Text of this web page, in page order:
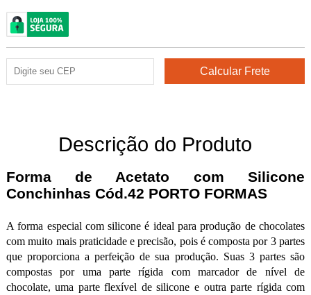
Descrição do Produto
Forma de Acetato com Silicone
Conchinhas Cód.42 PORTO FORMAS
A forma especial com silicone é ideal para produção de chocolates
com muito mais praticidade e precisão, pois é composta por 3 partes
que proporciona a perfeição de sua produção. Suas 3 partes são
compostas por uma parte rígida com marcador de nível de
chocolate, uma parte flexível de silicone e outra parte rígida com